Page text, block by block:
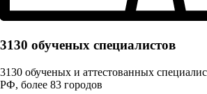
3130 обученых cпециалистов
3130 обученых и аттестованных
РФ, более 83 городов